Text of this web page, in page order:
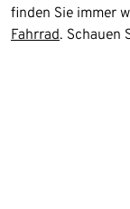
finden Sie immer
Fahrrad. Schauen